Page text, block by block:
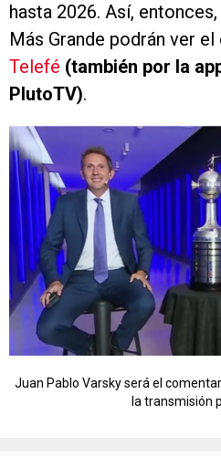
hasta 2026. Así,
Más Grande podrán ver
Telefé (también por la
PlutoTV).
Juan Pablo Varsky será el
la transmisión